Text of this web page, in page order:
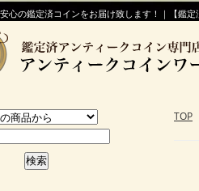
心の鑑定済コインをお届け致します！｜【鑑
TOP